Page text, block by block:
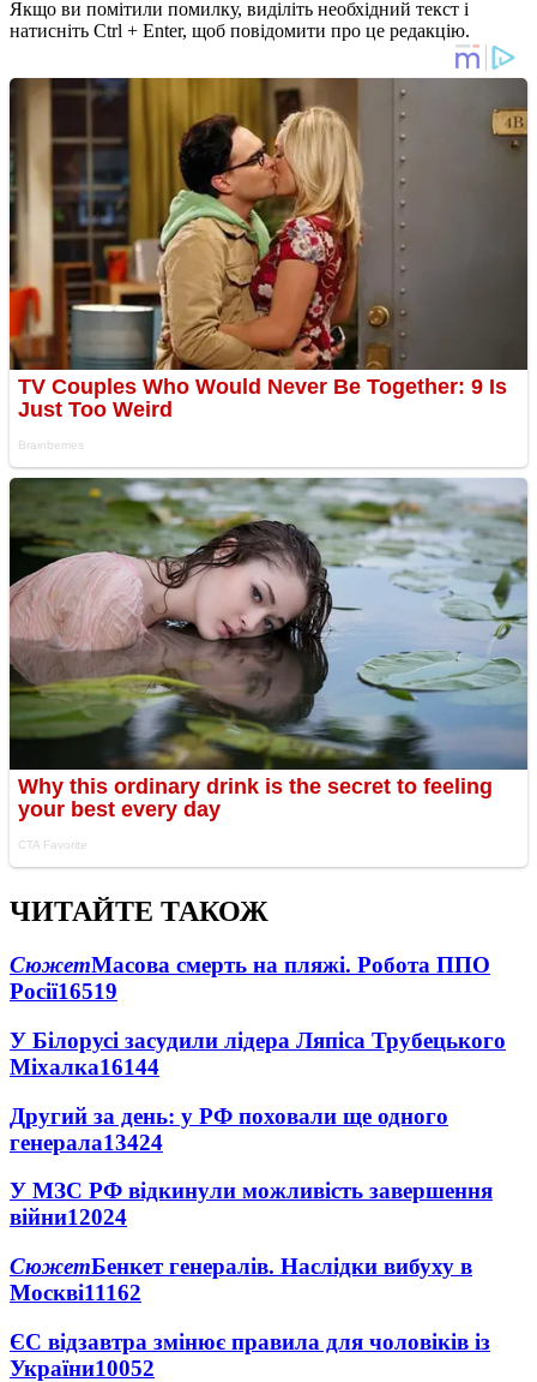
Якщо ви помітили помилку, виділіть необхідний текст і
натисніть Ctrl + Enter, щоб повідомити про це редакцію.
ЧИТАЙТЕ ТАКОЖ
СюжетМасова смерть на пляжі. Робота ППО
Росії16519
У Білорусі засудили лідера Ляпіса Трубецького
Міхалка16144
Другий за день: у РФ поховали ще одного
генерала13424
У МЗС РФ відкинули можливість завершення
війни12024
СюжетБенкет генералів. Наслідки вибуху в
Москві11162
ЄС відзавтра змінює правила для чоловіків із
України10052